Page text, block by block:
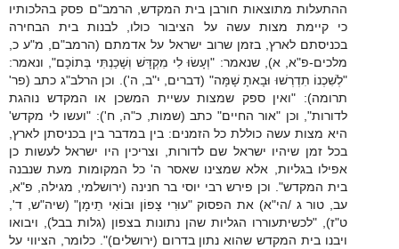
ההתעלות מתוצאות חורבן בית המקדש, הרמב"ם פסק בהלכותיו
כי קיימת מצות עשה על הציבור כולו, לבנות בית הבחירה
בכניסתם לארץ, בזמן שרוב ישראל על אדמתם (הרמב"ם, מ"ע כ,
מלכים-פ"א, א), שנאמר: "וְעָשׂוּ לִי מִקְדָּשׁ וְשָׁכַנְתִּי בְּתוֹכָם", ונאמר:
"לְשִׁכְנוֹ תִדְרְשׁוּ וּבָאתָ שָׁמָּה" (דברים, י"ב, ה'). וכן הרלב"ג כתב (פר'
תרומה): "ואין ספק שמצות עשיית המשכן או המקדש נוהגת
לדורות", וכן "אור החיים" כתב (שמות, כ"ה, ח'): "ועשו לי מקדש'
היא מצות עשה כוללת כל הזמנים: בין במדבר בין בכניסתן לארץ,
בכל זמן שיהיו ישראל שם לדורות, וצריכין היו ישראל לעשות כן
אפילו בגליות, אלא שמצינו שאסר ה' כל המקומות מעת שנבנה
בית המקדש". וכן פירש רבי יוסי בר חנינה (ירושלמי, מגילה, פ"א,
עב, טור ג /הי"א) את הפסוק "עוּרִי צָפוֹן וּבוֹאִי תֵימָן" (שיה"ש, ד',
ט"ז), "לכשיתעוררו הגליות שהן נתונות בצפון (גלות בבל), ויבואו
ויבנו בית המקדש שהוא נתון בדרום (ירושלים)". כלומר, הציווי על